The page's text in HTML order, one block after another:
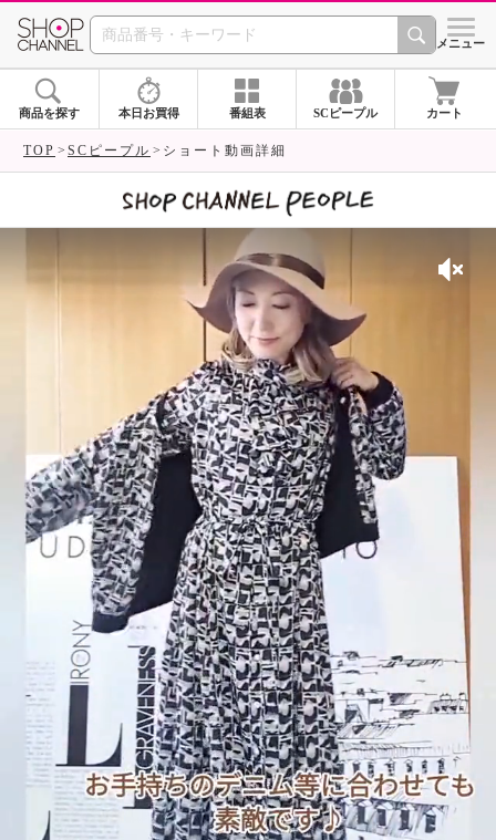
SHOP CHANNEL シメニュー
商品を探す 本日お買得 番組表 SCピープル カート
TOP SCピープル ショート動画詳細